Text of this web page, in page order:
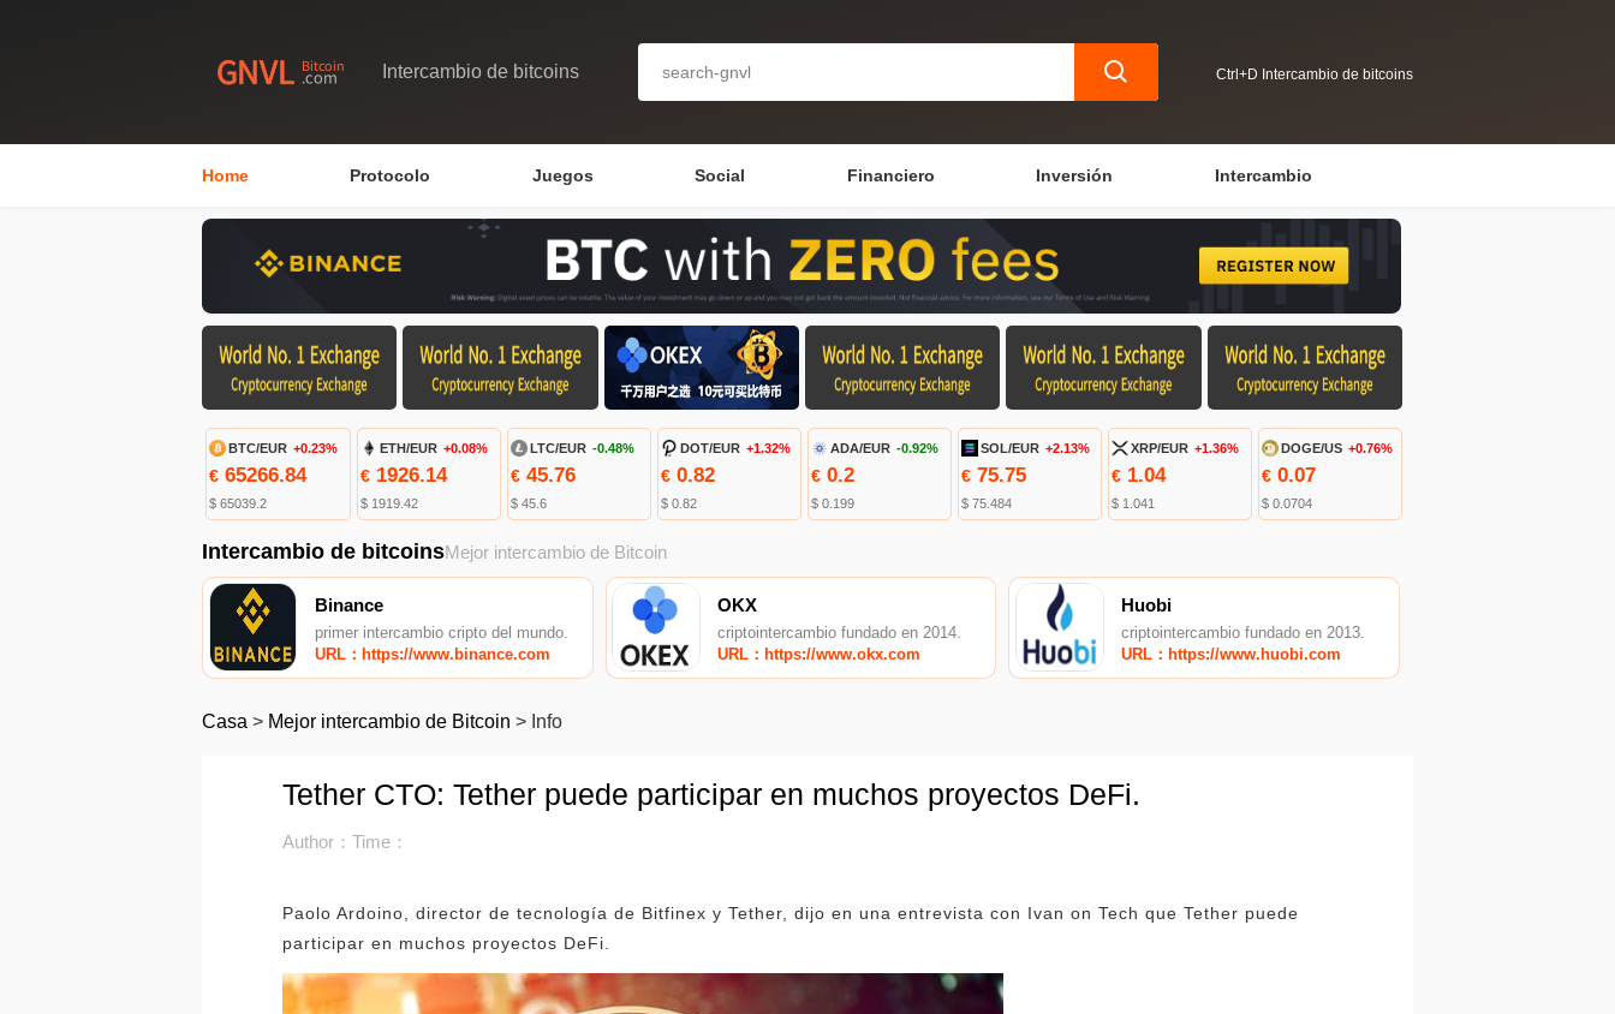
Intercambio de bitcoins Ctrl+D Intercambio de bitcoins
Home Protocolo Juegos Social Financiero Inversión Intercambio
BTC/EUR +0.23%
€ 65266.84
$ 65039.2
ETH/EUR +0.08%
€1926.14
$ 1919.42
LTC/EUR -0.48%
€45.76
$ 45.6
DOT/EUR +1.32%
€0.82
$ 0.82
ADA/EUR -0.92%
€0.2
$ 0.199
SOL/EUR +2.13%
€ 75.75
$ 75.484
XRP/EUR +1.36%
€ 1.04
$ 1.041
DOGE/US +0.76%
€ 0.07
$ 0.0704
Intercambio de bitcoinsMejor intercambio de Bitcoin
Binance
primer intercambio cripto del mundo.
URL：https://www.binance.com
OKX
criptointercambio fundado en 2014.
URL：https://www.okx.com
Huobi
criptointercambio fundado en 2013.
URL：https://www.huobi.com
Casa > Mejor intercambio de Bitcoin > Info
Tether CTO: Tether puede participar en muchos proyectos DeFi.
Author：Time：
Paolo Ardoino, director de tecnología de Bitfinex y Tether, dijo en una entrevista con Ivan on Tech que Tether puede
participar en muchos proyectos DeFi.